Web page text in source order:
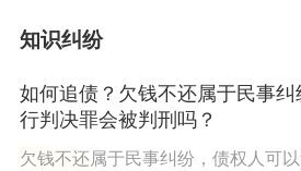
知识纠纷
如何追债？欠钱不还属于民事
行判决罪会被判刑吗？
欠钱不还属于民事纠纷，债权人可